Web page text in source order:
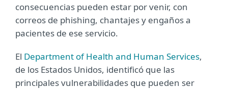
consecuencias pueden estar por venir, con
correos de phishing, chantajes y engaños a
pacientes de ese servicio.
El Department of Health and Human Services,
de los Estados Unidos, identificó que las
principales vulnerabilidades que pueden ser